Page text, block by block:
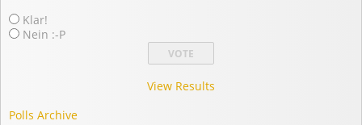
Klar!
Nein :-P
View Results
Polls Archive